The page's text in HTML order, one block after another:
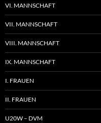
VI. MANNSCHAFT
VII. MANNSCHAFT
VIII. MANNSCHAFT
IX. MANNSCHAFT
I. FRAUEN
II. FRAUEN
U20W – DVM